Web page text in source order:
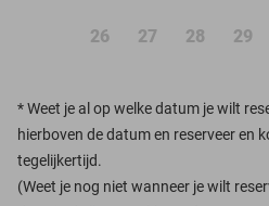
26 27 28 29
*Weet je al op welke datum je wilt
hierboven de datum en reserveer en
tegelijkertijd.
(Weet je nog niet wanneer je wilt